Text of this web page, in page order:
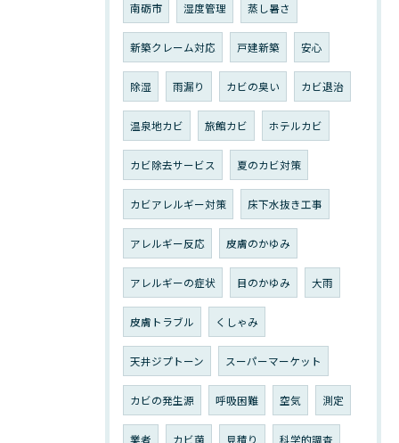
南砺市 湿度管理 蒸し暑さ
新築クレーム対応 戸建新築 安心
除湿 雨漏り カビの臭い カビ退治
温泉地カビ 旅館カビ ホテルカビ
カビ除去サービス 夏のカビ対策
カビアレルギー対策 床下水抜き工事
アレルギー反応 皮膚のかゆみ
アレルギーの症状 目のかゆみ 大雨
皮膚トラブル くしゃみ
天井ジプトーン スーパーマーケット
カビの発生源 呼吸困難 空気 測定
業者 カビ菌 見積り 科学的調査